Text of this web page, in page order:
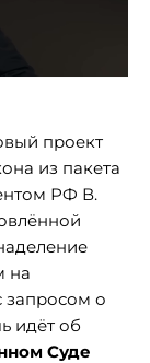
проект
из пакета
РФ В.
на
запросом о
идёт об
Суде